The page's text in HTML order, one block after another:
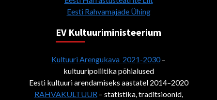
Eesti Rahvamajade Ühing
EV Kultuuriministeerium
Kultuuri Arengukava 2021-2030–
kultuuripoliitika põhialused
Eesti kultuuri arendamiseks aastatel 2014–2020
RAHVAKULTUUR– statistika, traditsioonid,